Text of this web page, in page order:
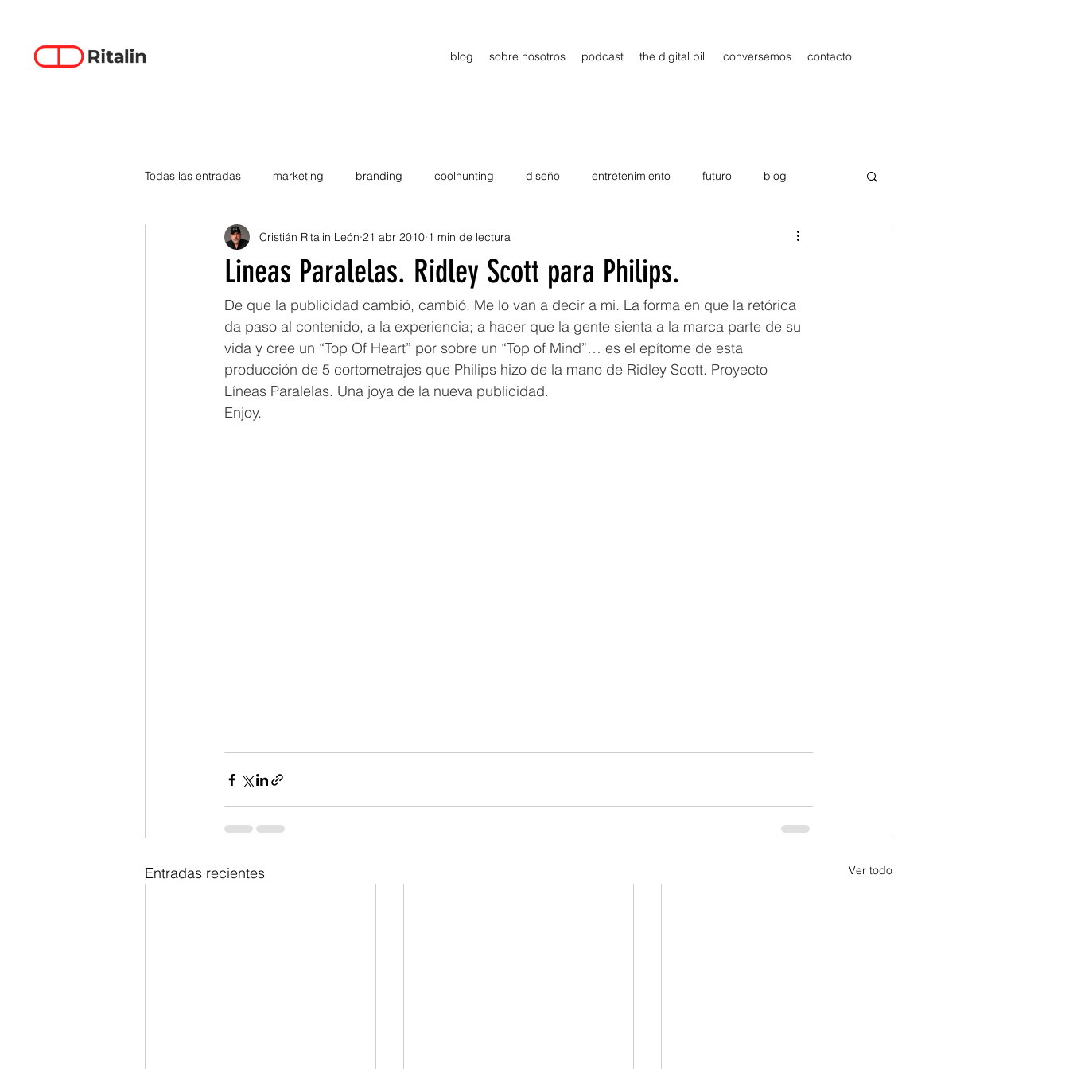
blog sobre nosotros podcast the digital pill conversemos contacto
Todas las entradas marketing branding coolhunting diseño entretenimiento futuro blog
data-driven creativity emprendimiento estrategia Publicidad
smartphones tecnología Viajes tendencias Wow B2B Showcase
Lineas Paralelas. Ridley Scott para Philips.
Cristián Ritalin León 21 abr 2010 1 min de lectura
De que la publicidad cambió, cambió. Me lo van a decir a mi. La forma en que la retórica
da paso al contenido, a la experiencia; a hacer que la gente sienta a la marca parte de su
vida y cree un “Top Of Heart” por sobre un “Top of Mind”… es el epítome de esta
producción de 5 cortometrajes que Philips hizo de la mano de Ridley Scott. Proyecto
Líneas Paralelas. Una joya de la nueva publicidad.
Enjoy.
Entradas recientes Ver todo